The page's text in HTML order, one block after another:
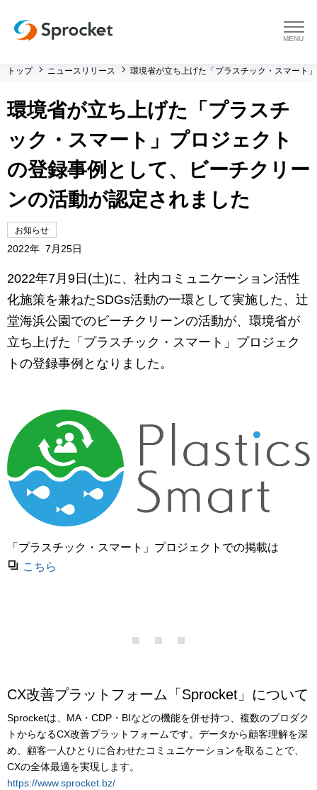
menu
プラットフォーム トップ
コンサルティング
コンサルティング トップ
運用支援 トップ
メソッド トップ
導入事例
よくある質問
会社情報
会社情報 トップ
会社概要
メンバー紹介
創業の想い
沿革
ビジョン・ミッション・バリュー
ロゴマーク
セミナー・イベント
マーケティングお役立ち資料
トップ ニュースリリース 環境省が立ち上げた「プラスチック・スマート
環境省が立ち上げた「プラスチ
ック・スマート」プロジェクト
の登録事例として、ビーチクリー
ンの活動が認定されました
お知らせ
2022年 7月25日
2022年7月9日(土)に、社内コミュニケーション活性
化施策を兼ねたSDGs活動の一環として実施した、辻
堂海浜公園でのビーチクリーンの活動が、環境省が
立ち上げた「プラスチック・スマート」プロジェク
トの登録事例となりました。
「プラスチック・スマート」プロジェクトでの掲載は
こちら
CX改善プラットフォーム「Sprocket」について
Sprocketは、MA・CDP・BIなどの機能を併せ持つ、複数のプロダク
トからなるCX改善プラットフォームです。データから顧客理解を深
め、顧客一人ひとりに合わせたコミュニケーションを取ることで、
CXの全体最適を実現します。
https://www.sprocket.bz/